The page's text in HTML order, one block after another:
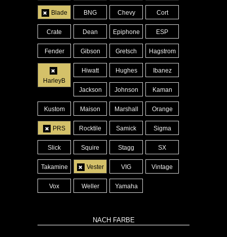
Blade BNG Chevy Cort
Crate Dean Epiphone ESP
Fender Gibson Gretsch Hagstrom
HarleyB
Hiwatt Hughes Ibanez
Jackson Johnson Kaman
Kustom Maison Marshall Orange
PRS Rocktile Samick Sigma
Slick Squire Stagg SX
Takamine Vester VIG Vintage
Vox Weller Yamaha
NACH FARBE